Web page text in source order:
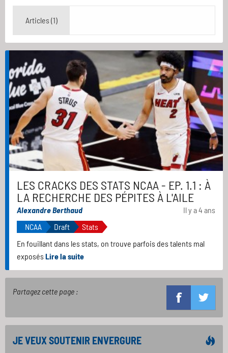
Articles (1)
LES CRACKS DES STATS NCAA - EP. 1.1 : À
LA RECHERCHE DES PÉPITES À L'AILE
Alexandre Berthaud
Il y a 4 ans
NCAA
Draft
Stats
En fouillant dans les stats, on trouve parfois des talents mal
exposésLire la suite
Partagez cette page :
JE VEUX SOUTENIR ENVERGURE